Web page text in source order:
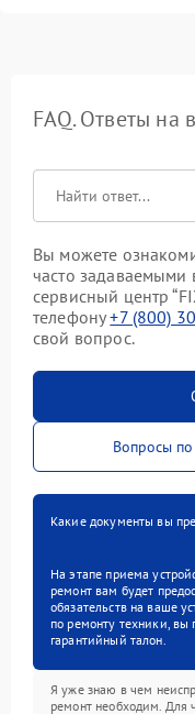
FAQ. Ответы на
Вы можете
часто задаваемыми
сервисный центр
телефону+7 (800)
свой вопрос.
Вопросы
Какие документы вы
На этапе приема
ремонт вам будет
обязательств на ваше
по ремонту техники, вы
гарантийный талон.
Я уже знаю в чем
ремонт необходим. Для